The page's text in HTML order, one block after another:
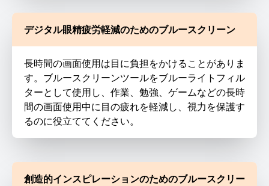
デジタル眼精疲労軽減のためのブルースクリーン
長時間の画面使用は目に負担をかけることがありま
す。ブルースクリーンツールをブルーライトフィル
ターとして使用し、作業、勉強、ゲームなどの長時
間の画面使用中に目の疲れを軽減し、視力を保護す
るのに役立ててください。
創造的インスピレーションのためのブルースクリー